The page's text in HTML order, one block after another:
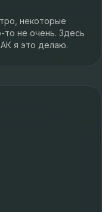
некоторые
то не очень. Здесь
я это делаю.